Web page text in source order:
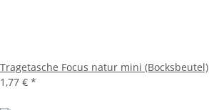
Tragetasche Focus natur mini (Bocksbeutel)
1,77 € *